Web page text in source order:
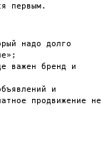
первым.
надо долго
важен бренд и
и
продвижение не